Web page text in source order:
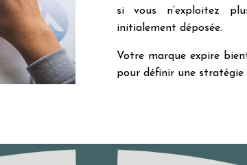
si vous n’exploitez
initialement déposée.
Votre marque expire
pour définir une stratégie